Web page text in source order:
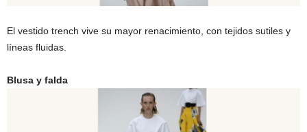
El vestido trench vive su mayor renacimiento, con tejidos sutiles y
líneas fluidas.
Blusa y falda